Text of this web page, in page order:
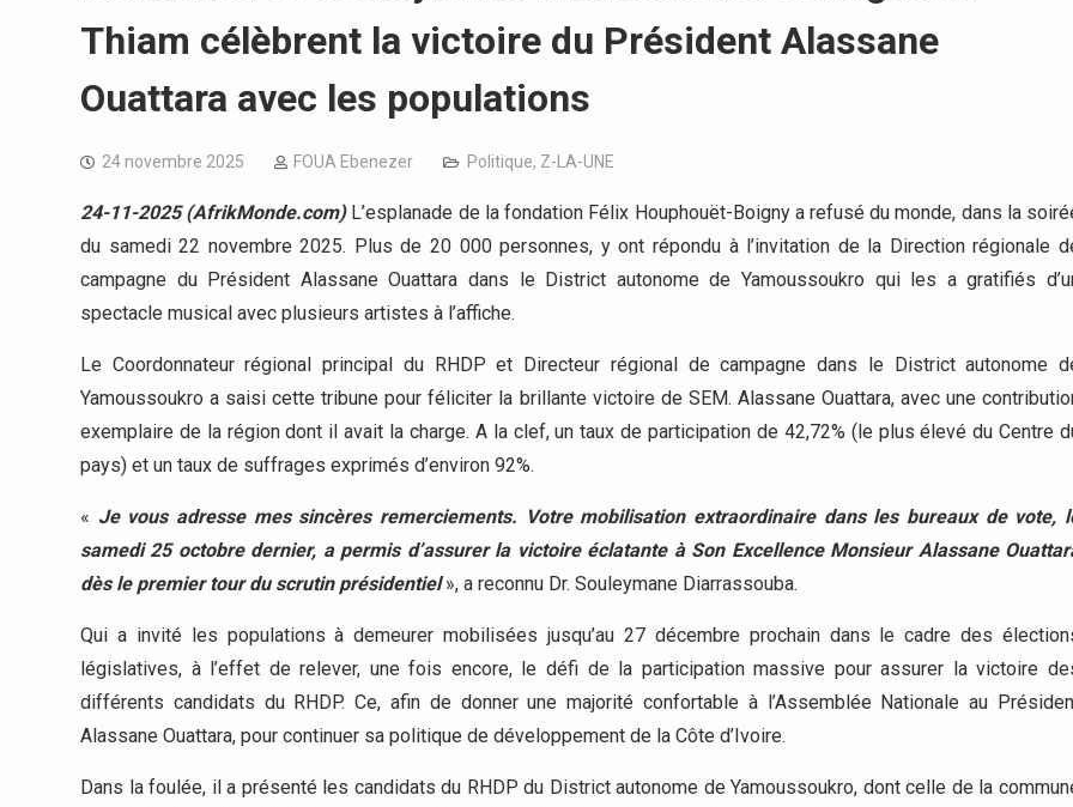
Thiam célèbrent la victoire du Président Alassane
Ouattara avec les populations
24 novembre 2025 FOUA Ebenezer Politique, Z-LA-UNE
24-11-2025 (AfrikMonde.com)L’esplanade de la fondation Félix Houphouët-Boigny a refusé du monde, dans la
du samedi 22 novembre 2025. Plus de 20 000 personnes, y ont répondu à l’invitation de la Direction régionale
campagne du Président Alassane Ouattara dans le District autonome de Yamoussoukro qui les a gratifiés
spectacle musical avec plusieurs artistes à l’affiche.
Le Coordonnateur régional principal du RHDP et Directeur régional de campagne dans le District autonome
Yamoussoukro a saisi cette tribune pour féliciter la brillante victoire de SEM. Alassane Ouattara, avec une
exemplaire de la région dont il avait la charge. A la clef, un taux de participation de 42,72% (le plus élevé du Centre
pays) et un taux de suffrages exprimés d’environ 92%.
« Je vous adresse mes sincères remerciements. Votre mobilisation extraordinaire dans les bureaux de vote,
samedi 25 octobre dernier, a permis d’assurer la victoire éclatante à Son Excellence Monsieur Alassane
dès le premier tour du scrutin présidentiel», a reconnu Dr. Souleymane Diarrassouba.
Qui a invité les populations à demeurer mobilisées jusqu’au 27 décembre prochain dans le cadre des
législatives, à l’effet de relever, une fois encore, le défi de la participation massive pour assurer la victoire
différents candidats du RHDP. Ce, afin de donner une majorité confortable à l’Assemblée Nationale au
Alassane Ouattara, pour continuer sa politique de développement de la Côte d’Ivoire.
Dans la foulée, il a présenté les candidats du RHDP du District autonome de Yamoussoukro, dont celle de la